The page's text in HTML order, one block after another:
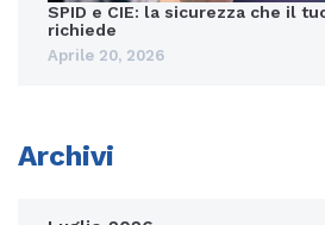
SPID e CIE: la sicurezza che il
richiede
Aprile 20, 2026
Archivi